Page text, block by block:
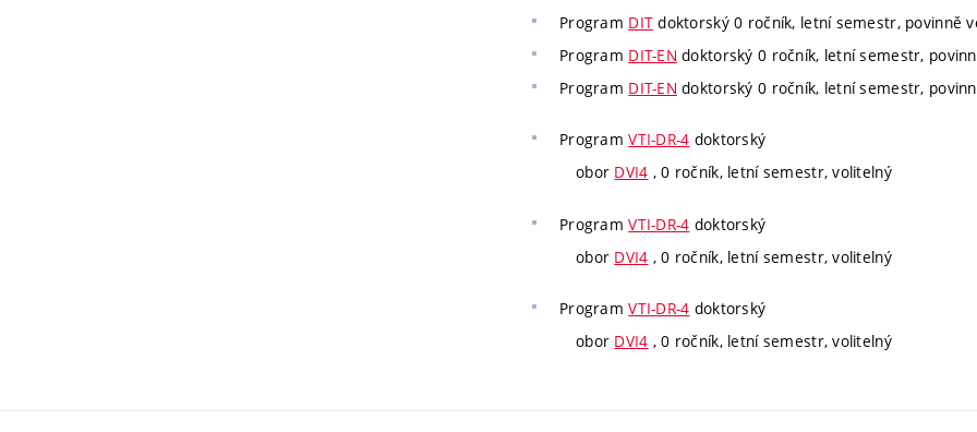
Program DIT doktorský 0 ročník, letní semestr, povinně
Program DIT-EN doktorský 0 ročník, letní semestr,
Program DIT-EN doktorský 0 ročník, letní semestr,
ProgramVTI-DR-4 doktorský
obor DVI4 , 0 ročník, letní semestr, volitelný
ProgramVTI-DR-4 doktorský
obor DVI4 , 0 ročník, letní semestr, volitelný
ProgramVTI-DR-4 doktorský
obor DVI4 , 0 ročník, letní semestr, volitelný